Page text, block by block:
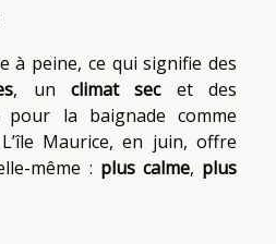
à peine, ce qui signifie des
, unclimat secet des
pour la baignade comme
Maurice, en juin, offre
même : plus calme, plus